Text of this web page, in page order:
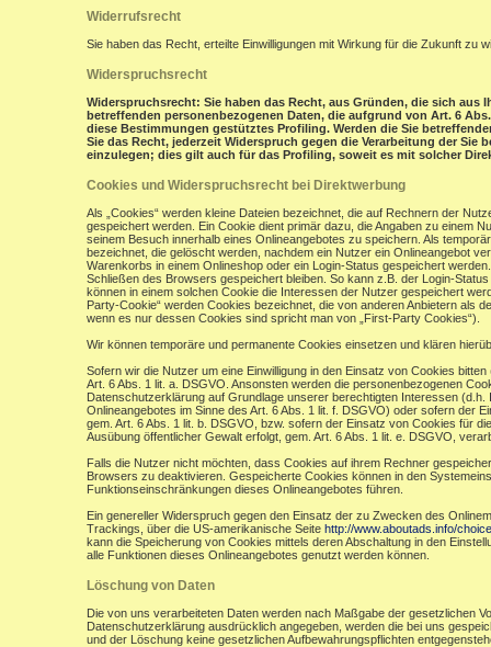
Widerrufsrecht
Sie haben das Recht, erteilte Einwilligungen mit Wirkung für die Zukunft zu
Widerspruchsrecht
Widerspruchsrecht: Sie haben das Recht, aus Gründen, die sich aus
betreffenden personenbezogenen Daten, die aufgrund von Art. 6
diese Bestimmungen gestütztes Profiling. Werden die Sie
Sie das Recht, jederzeit Widerspruch gegen die Verarbeitung der
einzulegen; dies gilt auch für das Profiling, soweit es mit solcher
Cookies und Widerspruchsrecht bei Direktwerbung
Als „Cookies“ werden kleine Dateien bezeichnet, die auf Rechnern der
gespeichert werden. Ein Cookie dient primär dazu, die Angaben zu einem
seinem Besuch innerhalb eines Onlineangebotes zu speichern. Als
bezeichnet, die gelöscht werden, nachdem ein Nutzer ein Onlineangebot
Warenkorbs in einem Onlineshop oder ein Login-Status gespeichert
Schließen des Browsers gespeichert bleiben. So kann z.B. der Login-
können in einem solchen Cookie die Interessen der Nutzer gespeichert
Party-Cookie“ werden Cookies bezeichnet, die von anderen Anbietern als
wenn es nur dessen Cookies sind spricht man von „First-Party Cookies“).
Wir können temporäre und permanente Cookies einsetzen und klären
Sofern wir die Nutzer um eine Einwilligung in den Einsatz von Cookies
Art. 6 Abs. 1 lit. a. DSGVO. Ansonsten werden die personenbezogenen
Datenschutzerklärung auf Grundlage unserer berechtigten Interessen
Onlineangebotes im Sinne des Art. 6 Abs. 1 lit. f. DSGVO) oder sofern der
gem. Art. 6 Abs. 1 lit. b. DSGVO, bzw. sofern der Einsatz von Cookies für
Ausübung öffentlicher Gewalt erfolgt, gem. Art. 6 Abs. 1 lit. e. DSGVO,
Falls die Nutzer nicht möchten, dass Cookies auf ihrem Rechner
Browsers zu deaktivieren. Gespeicherte Cookies können in den
Funktionseinschränkungen dieses Onlineangebotes führen.
Ein genereller Widerspruch gegen den Einsatz der zu Zwecken des
Trackings, über die US-amerikanische Seite http://www.aboutads.info/
kann die Speicherung von Cookies mittels deren Abschaltung in den
alle Funktionen dieses Onlineangebotes genutzt werden können.
Löschung von Daten
Die von uns verarbeiteten Daten werden nach Maßgabe der gesetzlichen
Datenschutzerklärung ausdrücklich angegeben, werden die bei uns
und der Löschung keine gesetzlichen Aufbewahrungspflichten